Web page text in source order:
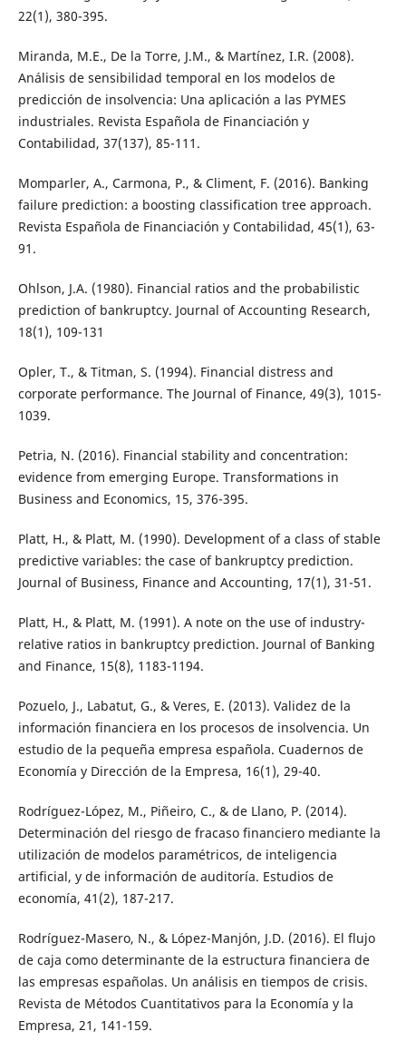
22(1), 380-395.
Miranda, M.E., De la Torre, J.M., & Martínez, I.R. (2008).
Análisis de sensibilidad temporal en los modelos de
predicción de insolvencia: Una aplicación a las PYMES
industriales. Revista Española de Financiación y
Contabilidad, 37(137), 85-111.
Momparler, A., Carmona, P., & Climent, F. (2016). Banking
failure prediction: a boosting classification tree approach.
Revista Española de Financiación y Contabilidad, 45(1), 63-
91.
Ohlson, J.A. (1980). Financial ratios and the probabilistic
prediction of bankruptcy. Journal of Accounting Research,
18(1), 109-131
Opler, T., & Titman, S. (1994). Financial distress and
corporate performance. The Journal of Finance, 49(3), 1015-
1039.
Petria, N. (2016). Financial stability and concentration:
evidence from emerging Europe. Transformations in
Business and Economics, 15, 376-395.
Platt, H., & Platt, M. (1990). Development of a class of stable
predictive variables: the case of bankruptcy prediction.
Journal of Business, Finance and Accounting, 17(1), 31-51.
Platt, H., & Platt, M. (1991). A note on the use of industry-
relative ratios in bankruptcy prediction. Journal of Banking
and Finance, 15(8), 1183-1194.
Pozuelo, J., Labatut, G., & Veres, E. (2013). Validez de la
información financiera en los procesos de insolvencia. Un
estudio de la pequeña empresa española. Cuadernos de
Economía y Dirección de la Empresa, 16(1), 29-40.
Rodríguez-López, M., Piñeiro, C., & de Llano, P. (2014).
Determinación del riesgo de fracaso financiero mediante la
utilización de modelos paramétricos, de inteligencia
artificial, y de información de auditoría. Estudios de
economía, 41(2), 187-217.
Rodríguez-Masero, N., & López-Manjón, J.D. (2016). El flujo
de caja como determinante de la estructura financiera de
las empresas españolas. Un análisis en tiempos de crisis.
Revista de Métodos Cuantitativos para la Economía y la
Empresa, 21, 141-159.